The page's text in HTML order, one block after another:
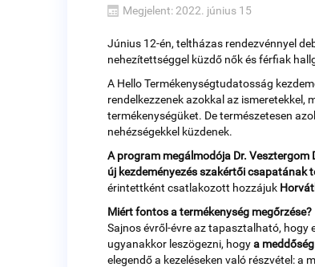
Megjelent: 2022. június 15
Június 12-én, teltházas rendezvénnyel
nehezítettséggel küzdő nők és férfiak
A Hello Termékenységtudatosság
rendelkezzenek azokkal az ismeretekkel,
termékenységüket. De természetesen
nehézségekkel küzdenek.
A program megálmodója Dr. Vesztergom
új kezdeményezés szakértői csapatának
érintettként csatlakozott hozzájuk
Miért fontos a termékenység megőrzése?
Sajnos évről-évre az tapasztalható,
ugyanakkor leszögezni, hogya
elegendő a kezeléseken való részvétel: a